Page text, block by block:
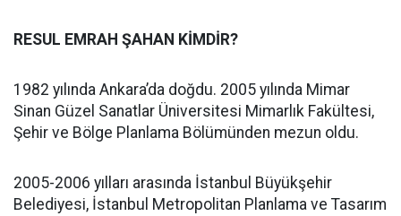
RESUL EMRAH ŞAHAN KİMDİR?
1982 yılında Ankara’da doğdu. 2005 yılında Mimar
Sinan Güzel Sanatlar Üniversitesi Mimarlık Fakültesi,
Şehir ve Bölge Planlama Bölümünden mezun oldu.
2005-2006 yılları arasında İstanbul Büyükşehir
Belediyesi, İstanbul Metropolitan Planlama ve Tasarım